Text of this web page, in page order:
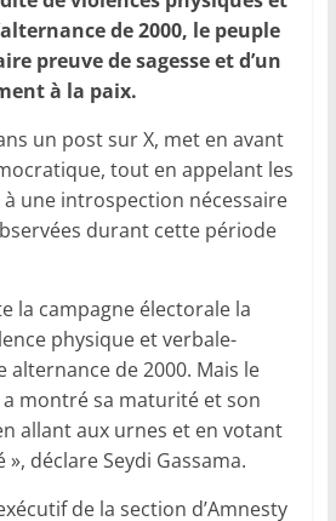
de 2000, le peuple
preuve de sagesse et d’un
à la paix.
un post sur X, met en avant
tout en appelant les
une introspection nécessaire
durant cette période
la campagne électorale la
physique et verbale-
alternance de 2000. Mais le
montré sa maturité et son
allant aux urnes et en votant
déclare Seydi Gassama.
de la section d’Amnesty